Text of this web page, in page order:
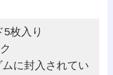
5枚入り
に封入されてい